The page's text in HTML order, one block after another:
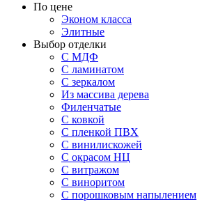
По цене
Эконом класса
Элитные
Выбор отделки
С МДФ
С ламинатом
С зеркалом
Из массива дерева
Филенчатые
С ковкой
С пленкой ПВХ
С винилискожей
С окрасом НЦ
С витражом
С виноритом
С порошковым напылением